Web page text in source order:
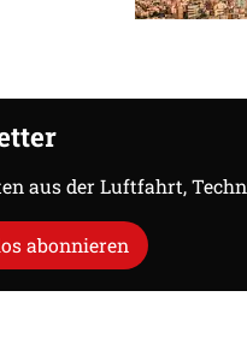
aus der Luftfahrt,
abonnieren